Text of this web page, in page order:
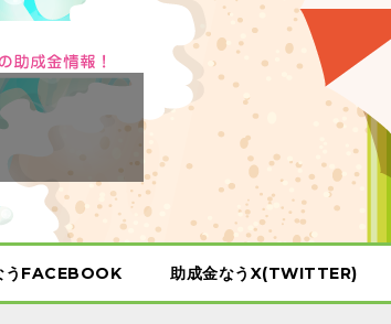
うFACEBOOK 助成金なうX(TWITTER)